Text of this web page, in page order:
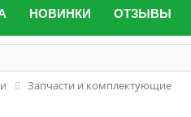
НОВИНКИ ОТЗЫВЫ
Запчасти и комплектующие